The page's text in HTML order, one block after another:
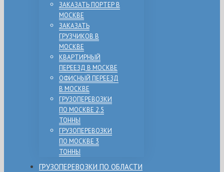
ЗАКАЗАТЬ ПОРТЕР В
МОСКВЕ
ЗАКАЗАТЬ
ГРУЗЧИКОВ В
МОСКВЕ
КВАРТИРНЫЙ
ПЕРЕЕЗД В МОСКВЕ
ОФИСНЫЙ ПЕРЕЕЗД
В МОСКВЕ
ГРУЗОПЕРЕВОЗКИ
ПО МОСКВЕ 2,5
ТОННЫ
ГРУЗОПЕРЕВОЗКИ
ПО МОСКВЕ 3
ТОННЫ
ГРУЗОПЕРЕВОЗКИ ПО ОБЛАСТИ